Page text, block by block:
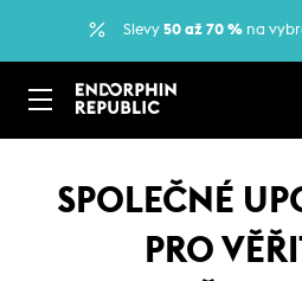
Slevy 50 až 70 % na
SPOLEČNÉ
PRO